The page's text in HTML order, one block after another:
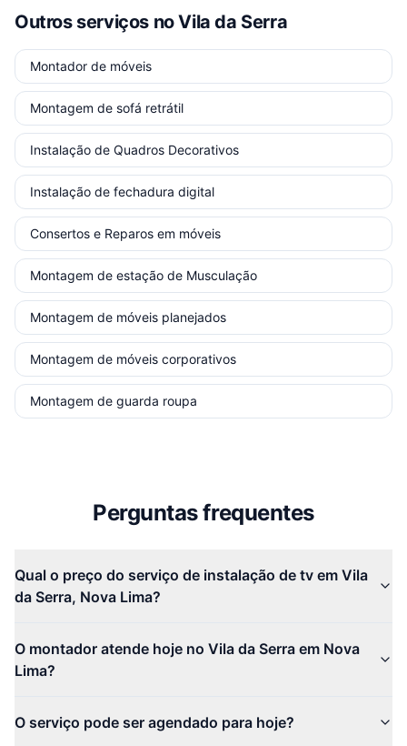
Outros serviços no Vila da Serra
Montador de móveis
Montagem de sofá retrátil
Instalação de Quadros Decorativos
Instalação de fechadura digital
Consertos e Reparos em móveis
Montagem de estação de Musculação
Montagem de móveis planejados
Montagem de móveis corporativos
Montagem de guarda roupa
Perguntas frequentes
Qual o preço do serviço de instalação de tv em Vila
da Serra, Nova Lima?
O montador atende hoje no Vila da Serra em Nova
Lima?
O serviço pode ser agendado para hoje?